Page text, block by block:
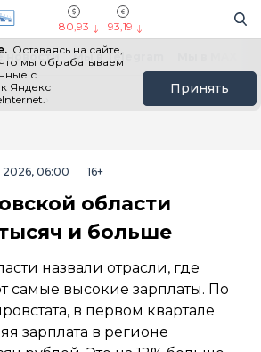
80,93 93,19
Оставаясь на сайте,
мы обрабатываем
с
Яндекс
Принять
новости Мы в Telegram
2026, 06:00 16+
области
и больше
назвали отрасли, где
самые высокие зарплаты. По
в первом квартале
зарплата в регионе